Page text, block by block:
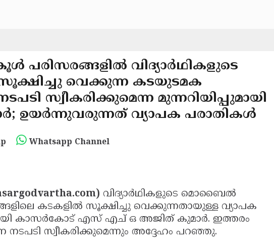
പരിസരങ്ങളില്‍ വിദ്യാര്‍ഥികളുടെ
വെക്കുന്ന കടയുടമക
സ്വീകരിക്കുമെന്ന മുന്നറിയിപ്പുമായി
ഉയര്‍ന്നുവരുന്നത് വ്യാപക പരാതികള്‍
Whatsapp Channel
വിദ്യാര്‍ഥികളുടെ മൊബൈല്‍
കടകളില്‍ സൂക്ഷിച്ചു വെക്കുന്നതായുള്ള വ്യാപക
കാസര്‍കോട് എസ് എച് ഒ അജിത് കുമാര്‍. ഇത്തരം
സ്വീകരിക്കുമെന്നും അദ്ദേഹം പറഞ്ഞു.